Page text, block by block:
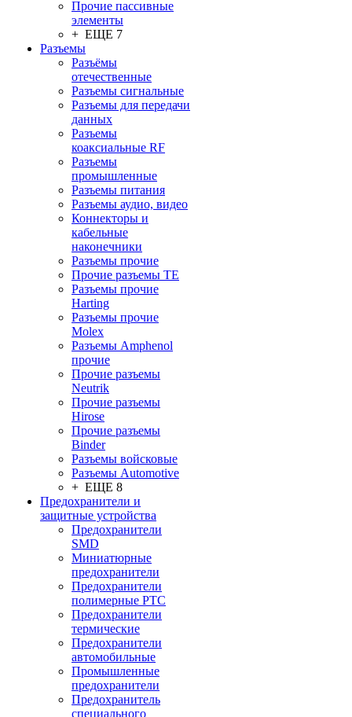
Прочие пассивные
элементы
+ ЕЩЕ 7
Разъeмы
Разъёмы
отечественные
Разъeмы сигнальные
Разъeмы для передачи
данных
Разъeмы
коаксиальные RF
Разъeмы
промышленные
Разъeмы питания
Разъeмы аудио, видео
Коннекторы и
кабельные
наконечники
Разъeмы прочие
Прочие разъемы TE
Разъемы прочие
Harting
Разъемы прочие
Molex
Разъемы Amphenol
прочие
Прочие разъемы
Neutrik
Прочие разъемы
Hirose
Прочие разъемы
Binder
Разъемы войсковые
Разъeмы Automotive
+ ЕЩЕ 8
Предохранители и
защитные устройства
Предохранители
SMD
Миниатюрные
предохранители
Предохранители
полимерные PTC
Предохранители
термические
Предохранители
автомобильные
Промышленные
предохранители
Предохранитель
специального